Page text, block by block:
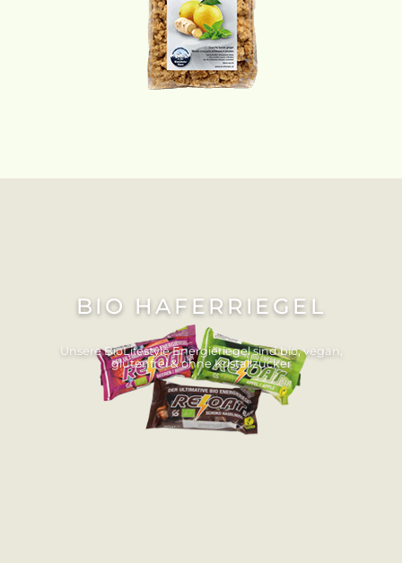
BIO HAFERRIEGEL
Unsere BioLifestyle Energieriegel sind bio, vegan,
glutenfrei & ohne Kristallzucker